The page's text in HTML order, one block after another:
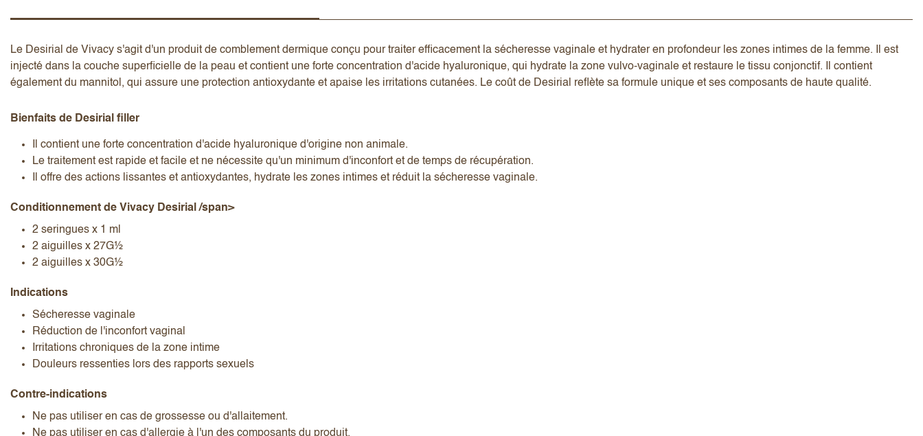
Le Desirial de Vivacy s'agit d'un produit de comblement dermique conçu pour traiter efficacement la sécheresse vaginale et hydrater en profondeur les zones intimes de la femme. Il est
injecté dans la couche superficielle de la peau et contient une forte concentration d'acide hyaluronique, qui hydrate la zone vulvo-vaginale et restaure le tissu conjonctif. Il contient
également du mannitol, qui assure une protection antioxydante et apaise les irritations cutanées. Le coût de Desirial reflète sa formule unique et ses composants de haute qualité.
Bienfaits de Desirial filler
Il contient une forte concentration d'acide hyaluronique d'origine non animale.
Le traitement est rapide et facile et ne nécessite qu'un minimum d'inconfort et de temps de récupération.
Il offre des actions lissantes et antioxydantes, hydrate les zones intimes et réduit la sécheresse vaginale.
Conditionnement de Vivacy Desirial /span>
2 seringues x 1 ml
2 aiguilles x 27G½
2 aiguilles x 30G½
Indications
Sécheresse vaginale
Réduction de l'inconfort vaginal
Irritations chroniques de la zone intime
Douleurs ressenties lors des rapports sexuels
Contre-indications
Ne pas utiliser en cas de grossesse ou d'allaitement.
Ne pas utiliser en cas d'allergie à l'un des composants du produit.
J’accepte les termes et conditions
Envoyer l’avis